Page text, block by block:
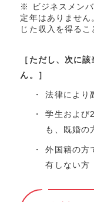
※ ビジネスメンバ
定年はありませ
じた収⼊を得るこ
［ただし、次に
ん。］
法律により
学⽣および
も、既婚の
外国籍の⽅
有しない⽅